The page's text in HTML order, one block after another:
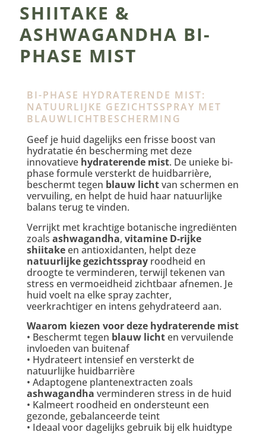
SHIITAKE &
ASHWAGANDHA BI-
PHASE MIST
BI-PHASE HYDRATERENDE MIST:
NATUURLIJKE GEZICHTSSPRAY MET
BLAUWLICHTBESCHERMING
Geef je huid dagelijks een frisse boost van
hydratatie én bescherming met deze
innovatieve hydraterende mist. De unieke bi-
phase formule versterkt de huidbarrière,
beschermt tegen blauw lichtvan schermen en
vervuiling, en helpt de huid haar natuurlijke
balans terug te vinden.
Verrijkt met krachtige botanische ingrediënten
zoals ashwagandha, vitamine D-rijke
shiitakeen antioxidanten, helpt deze
natuurlijke gezichtssprayroodheid en
droogte te verminderen, terwijl tekenen van
stress en vermoeidheid zichtbaar afnemen. Je
huid voelt na elke spray zachter,
veerkrachtiger en intens gehydrateerd aan.
Waarom kiezen voor deze hydraterende mist
• Beschermt tegen blauw lichten vervuilende
invloeden van buitenaf
• Hydrateert intensief en versterkt de
natuurlijke huidbarrière
• Adaptogene plantenextracten zoals
ashwagandha verminderen stress in de huid
• Kalmeert roodheid en ondersteunt een
gezonde, gebalanceerde teint
• Ideaal voor dagelijks gebruik bij elk huidtype